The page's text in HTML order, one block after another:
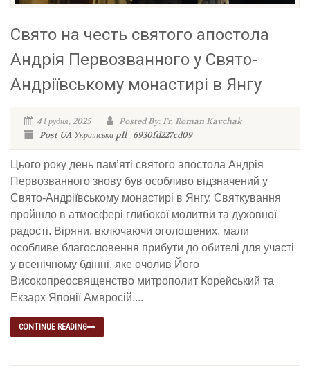
Свято на честь святого апостола
Андрія Первозванного у Свято-
Андріївському монастирі в Янгу
4 Грудня, 2025
Posted By: Fr. Roman Kavchak
Post UA Українська pll_6930fd227cd09
Цього року день пам’яті святого апостола Андрія
Первозванного знову був особливо відзначений у
Свято-Андріївському монастирі в Янгу. Святкування
пройшло в атмосфері глибокої молитви та духовної
радості. Віряни, включаючи оголошених, мали
особливе благословення прибути до обителі для участі
у всенічному бдінні, яке очолив Його
Високопреосвященство митрополит Корейський та
Екзарх Японії Амвросій....
CONTINUE READING